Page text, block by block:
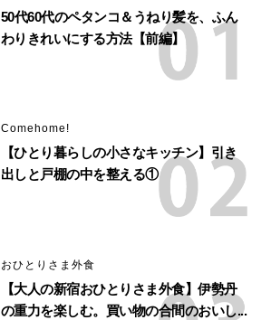
50代60代のペタンコ＆うねり髪を、ふん
わりきれいにする方法【前編】
Comehome!
【ひとり暮らしの小さなキッチン】引き
出しと戸棚の中を整える①
おひとりさま外食
【大人の新宿おひとりさま外食】伊勢丹
の重力を楽しむ。買い物の合間のおいし...